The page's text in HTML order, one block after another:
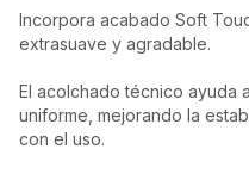
Incorpora acabado Soft
extrasuave y agradable.
El acolchado técnico ayuda
uniforme, mejorando la
con el uso.